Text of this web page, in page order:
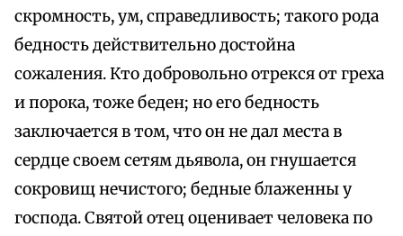
скромность, ум, справедливость; такого рода
бедность действительно достойна
сожаления. Кто добровольно отрекся от греха
и порока, тоже беден; но его бедность
заключается в том, что он не дал места в
сердце своем сетям дьявола, он гнушается
сокровищ нечистого; бедные блаженны у
господа. Святой отец оценивает человека по